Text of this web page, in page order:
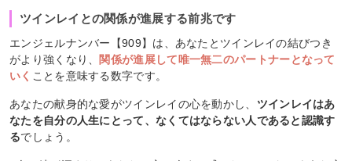
ツインレイとの関係が進展する前兆です
エンジェルナンバー【909】は、あなたとツインレイの結びつき
がより強くなり、 関係が進展して唯一無二のパートナーとなって
いく ことを意味する数字です。
あなたの献身的な愛がツインレイの心を動かし、 ツインレイはあ
なたを自分の人生にとって、なくてはならない人であると認識す
るでしょう。